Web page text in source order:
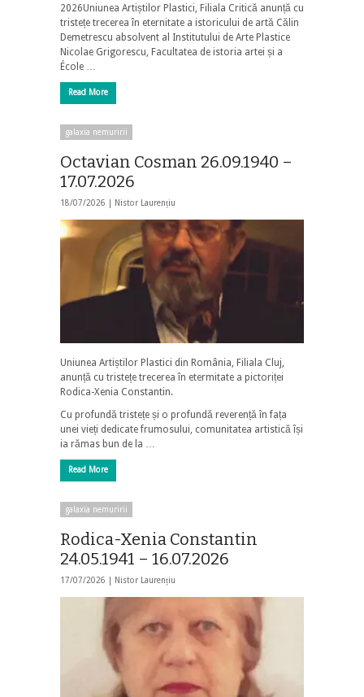
2026Uniunea Artiștilor Plastici, Filiala Critică anunță cu
tristețe trecerea în eternitate a istoricului de artă Călin
Demetrescu absolvent al Institutului de Arte Plastice
Nicolae Grigorescu, Facultatea de istoria artei și a
École …
Read More
galaxia nemuririi
Octavian Cosman 26.09.1940 –
17.07.2026
18/07/2026 | Nistor Laurențiu
Uniunea Artiștilor Plastici din România, Filiala Cluj,
anunță cu tristețe trecerea în etermitate a pictoriței
Rodica-Xenia Constantin.
Cu profundă tristețe și o profundă reverență în fața
unei vieți dedicate frumosului, comunitatea artistică își
ia rămas bun de la …
Read More
galaxia nemuririi
Rodica-Xenia Constantin
24.05.1941 – 16.07.2026
17/07/2026 | Nistor Laurențiu